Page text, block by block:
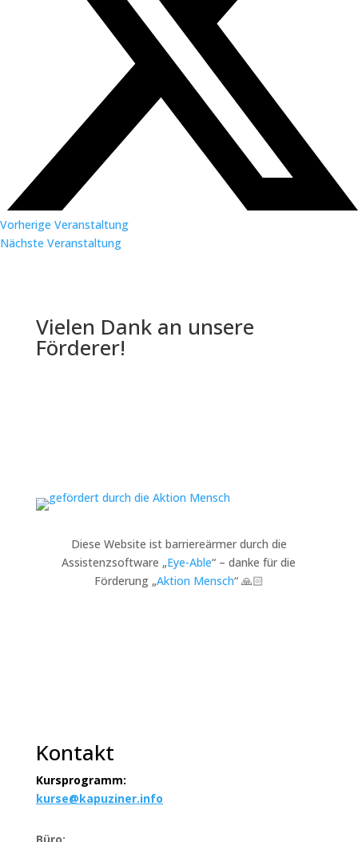
Vorherige Veranstaltung
Nächste Veranstaltung
Vielen Dank an unsere
Förderer!
Diese Website ist barriereärmer durch die
Assistenzsoftware „Eye-Able“ – danke für die
Förderung „Aktion Mensch“ 🙏🏻
Kontakt
Kursprogramm:
kurse@kapuziner.info